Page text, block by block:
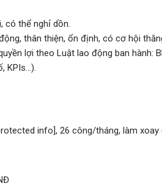
có thể nghỉ dồn.
thân thiện, ổn định, có cơ hội
lợi theo Luật lao động ban hành:
KPIs...).
info], 26 công/tháng, làm xoay